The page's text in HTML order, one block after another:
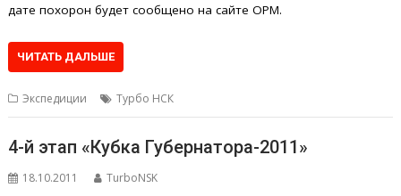
дате похорон будет сообщено на сайте ОРМ.
ЧИТАТЬ ДАЛЬШЕ
Экспедиции Турбо НСК
4-й этап «Кубка Губернатора-2011»
18.10.2011 TurboNSK